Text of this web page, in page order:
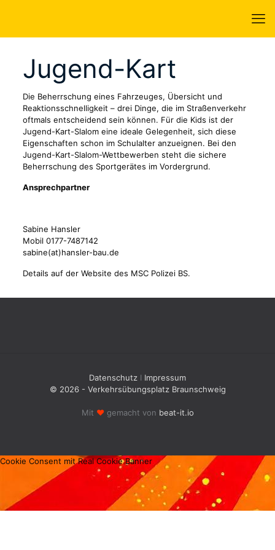
Jugend-Kart
Die Beherrschung eines Fahrzeuges, Übersicht und
Reaktionsschnelligkeit – drei Dinge, die im Straßenverkehr
oftmals entscheidend sein können. Für die Kids ist der
Jugend-Kart-Slalom eine ideale Gelegenheit, sich diese
Eigenschaften schon im Schulalter anzueignen. Bei den
Jugend-Kart-Slalom-Wettbewerben steht die sichere
Beherrschung des Sportgerätes im Vordergrund.
Ansprechpartner
Sabine Hansler
Mobil 0177-7487142
sabine(at)hansler-bau.de
Details auf der Website des MSC Polizei BS.
Datenschutz I Impressum
© 2026 - Verkehrsübungsplatz Braunschweig
Mit ♥gemacht von beat-it.io
Cookie Consent mit Real Cookie Banner